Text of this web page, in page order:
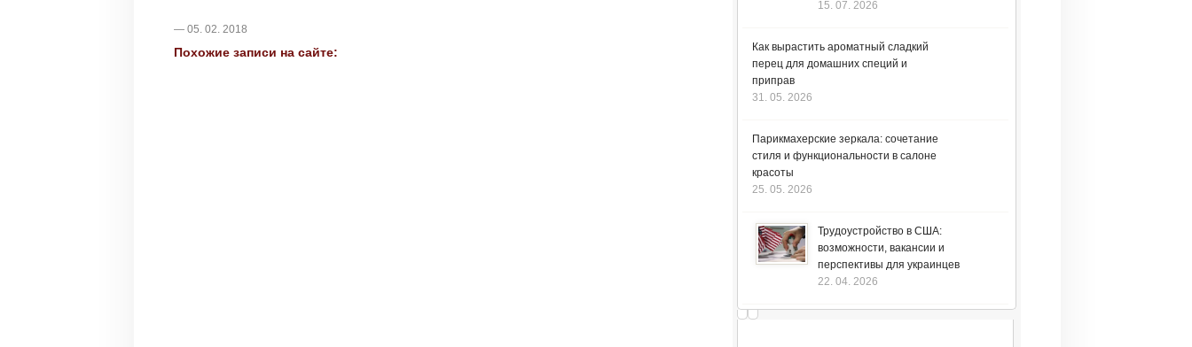
— 05. 02. 2018
Похожие записи на сайте:
15. 07. 2026
Как вырастить ароматный сладкий
перец для домашних специй и
приправ
31. 05. 2026
Парикмахерские зеркала: сочетание
стиля и функциональности в салоне
красоты
25. 05. 2026
Трудоустройство в США:
возможности, вакансии и
перспективы для украинцев
22. 04. 2026